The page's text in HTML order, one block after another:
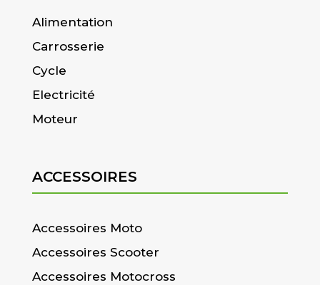
Alimentation
Carrosserie
Cycle
Electricité
Moteur
ACCESSOIRES
Accessoires Moto
Accessoires Scooter
Accessoires Motocross